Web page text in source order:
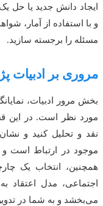
ایجاد دانش جدید یا حل
و با استفاده از آمار،
مسئله را برجسته سازید.
مروری بر
بخش مرور ادبیات،
مورد نظر است. در این
نقد و تحلیل کنید و
موجود در ارتباط است
همچنین، انتخاب یک
اجتماعی، مدل
می‌بخشد و به شما در